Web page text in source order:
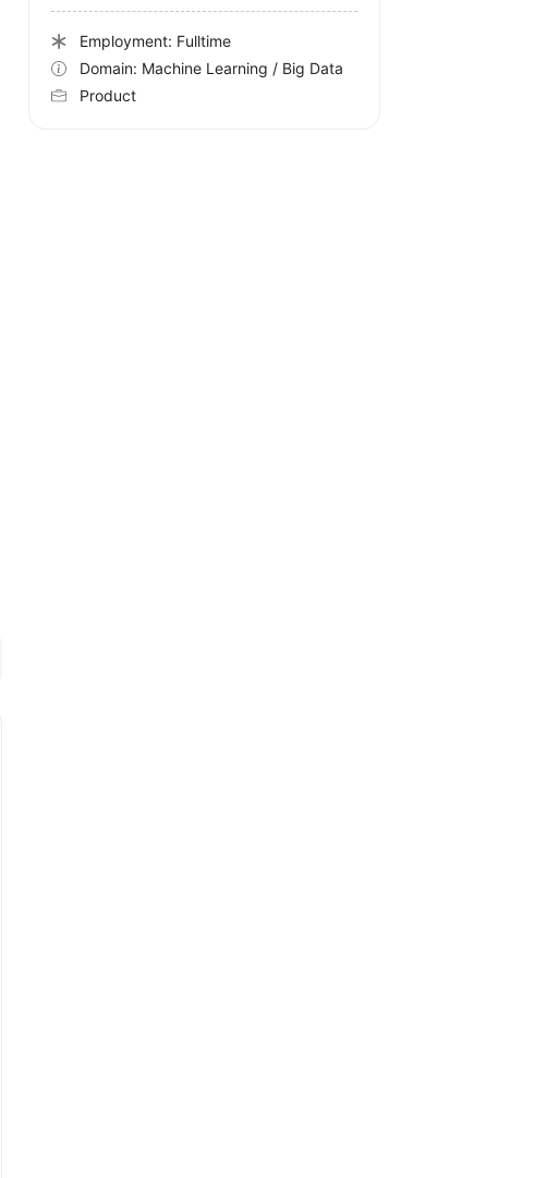
Employment: Fulltime
Domain: Machine Learning / Big Data
Product